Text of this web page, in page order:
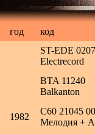
год код
ST-EDE
Electrecord
BTA 11240
Balkanton
1982
C60 21045
Мелодия +